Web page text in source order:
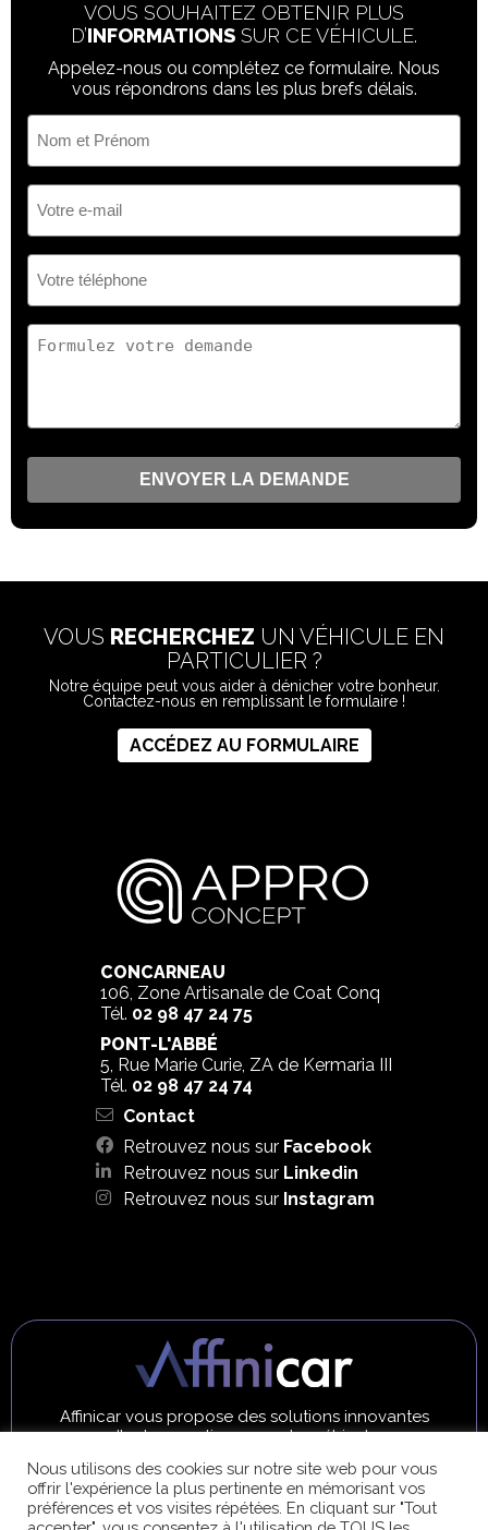
VOUS SOUHAITEZ OBTENIR PLUS
D’INFORMATIONS SUR CE VÉHICULE.
Appelez-nous ou complétez ce formulaire. Nous
vous répondrons dans les plus brefs délais.
Prénom
(Nécessaire)
mail
(Nécessaire)
(Nécessaire)
demande
VOUS RECHERCHEZ UN VÉHICULE EN
PARTICULIER ?
Notre équipe peut vous aider à dénicher votre bonheur.
Contactez-nous en remplissant le formulaire !
ACCÉDEZ AU FORMULAIRE
CONCARNEAU
106, Zone Artisanale de Coat Conq
Tél. 02 98 47 24 75
PONT-L'ABBÉ
5, Rue Marie Curie, ZA de Kermaria III
Tél. 02 98 47 24 74
Contact
Retrouvez nous sur Facebook
Retrouvez nous sur Linkedin
Retrouvez nous sur Instagram
Affinicar vous propose des solutions innovantes
d'autogarantie pour votre véhicule
EN SAVOIR PLUS
Nous utilisons des cookies sur notre site web pour vous
offrir l'expérience la plus pertinente en mémorisant vos
préférences et vos visites répétées. En cliquant sur "Tout